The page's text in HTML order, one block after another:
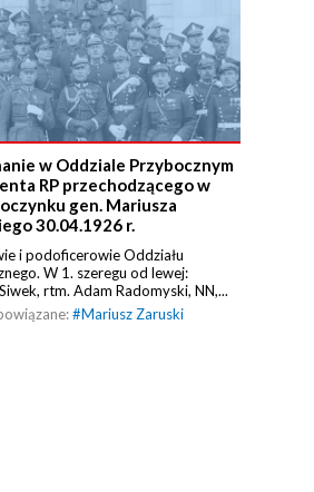
w Oddziale Przybocznym
RP przechodzącego w
gen. Mariusza
30.04.1926 r.
i podoficerowie Oddziału
W 1. szeregu od lewej:
rtm. Adam Radomyski, NN,...
#Mariusz Zaruski